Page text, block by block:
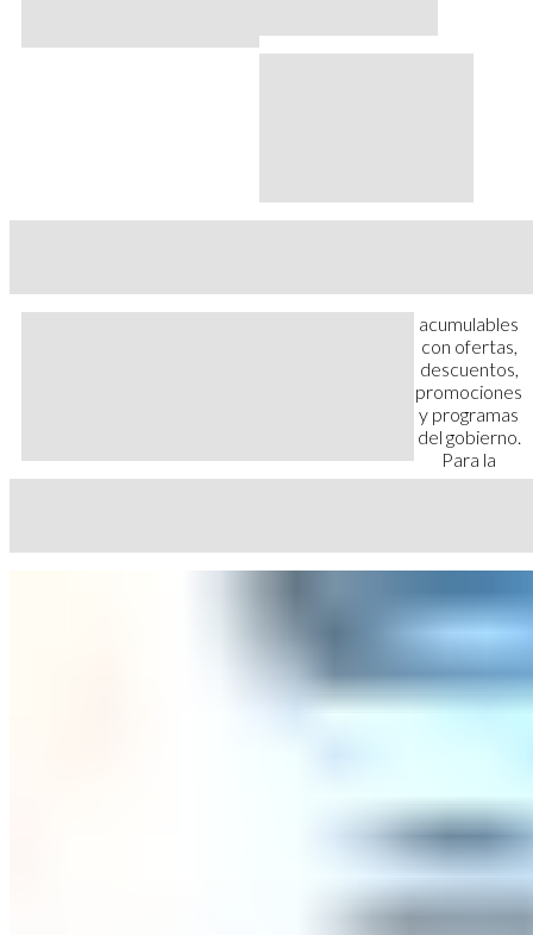
acumulables
con ofertas,
descuentos,
promociones
y programas
del gobierno.
Para la